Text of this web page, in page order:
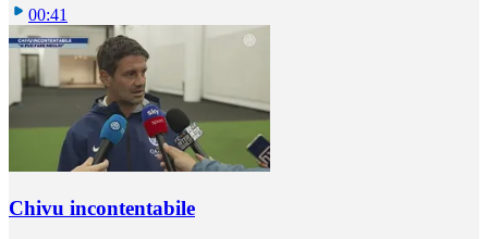
00:41
Chivu incontentabile